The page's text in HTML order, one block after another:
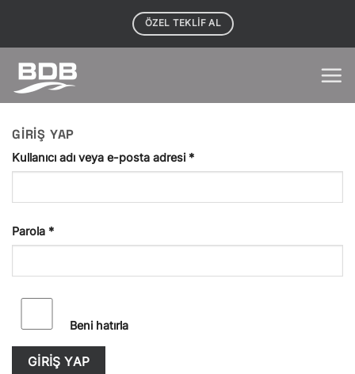
ÖZEL TEKLIF AL
GIRIŞ YAP
Kullanıcı adı veya e-posta adresi *Gerekli
Parola *Gerekli
Beni hatırla
GIRIŞ YAP